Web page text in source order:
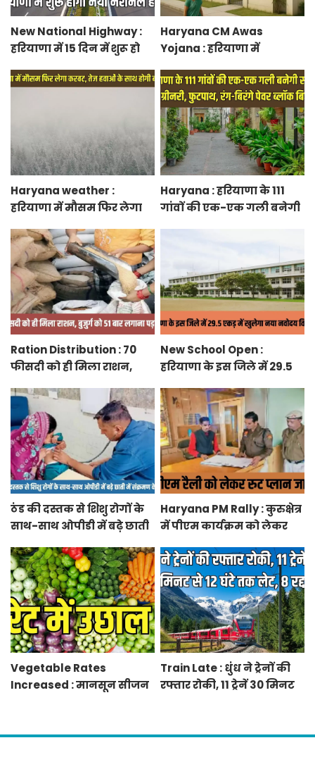
New National Highway :
हरियाणा में 15 दिन में शुरू हो
केएमपी से होगी सीधी
Haryana CM Awas
Yojana : हरियाणा में
के तहत फ्लैट बुकिंग शुरू,
फटाफट करें बुकिंग
Haryana weather :
हरियाणा में मौसम फिर लेगा
होगी बारिश
Haryana : हरियाणा के 111
गांवों की एक-एक गली बनेगी
Ration Distribution : 70
फीसदी को ही मिला राशन,
अंगूठा
New School Open :
हरियाणा के इस जिले में 29.5
विद्यालय
ठंड की दस्तक से शिशु रोगों के
साथ-साथ ओपीडी में बढ़े छाती
Haryana PM Rally : कुरुक्षेत्र
में पीएम कार्यक्रम को लेकर
Vegetable Rates
Increased : मानसून सीजन
Train Late : धुंध ने ट्रेनों की
रफ्तार रोकी, 11 ट्रेनें 30 मिनट